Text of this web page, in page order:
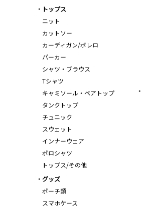
トップス
ニット
カットソー
カーディガン/ボレロ
パーカー
シャツ・ブラウス
Tシャツ
キャミソール・ベアトップ
タンクトップ
チュニック
スウェット
インナーウェア
ポロシャツ
トップス/その他
グッズ
ポーチ類
スマホケース